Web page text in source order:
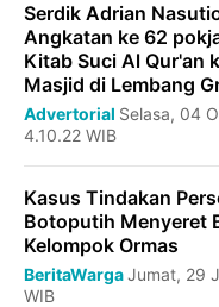
Serdik Adrian
Angkatan ke 62
Kitab Suci Al Qur'an
Masjid di Lembang
Advertorial Selasa, 04
4.10.22 WIB
Kasus Tindakan
Botoputih Menyeret
Kelompok Ormas
BeritaWargaJumat, 29
WIB